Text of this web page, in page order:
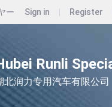
ー Sign in Register
Runli
北润力专用汽车有限公司